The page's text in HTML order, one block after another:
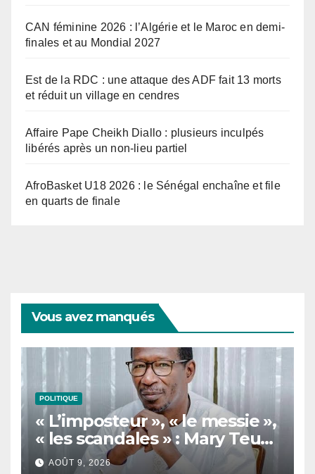
CAN féminine 2026 : l’Algérie et le Maroc en demi-
finales et au Mondial 2027
Est de la RDC : une attaque des ADF fait 13 morts
et réduit un village en cendres
Affaire Pape Cheikh Diallo : plusieurs inculpés
libérés après un non-lieu partiel
AfroBasket U18 2026 : le Sénégal enchaîne et file
en quarts de finale
Vous avez manqués
POLITIQUE
« L’imposteur », « le messie »,
« les scandales » : Mary Teuw
Niane cible les dérives d’un
AOÛT 9, 2026